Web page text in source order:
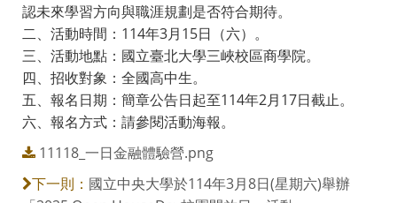
認未來學習方向與職涯規劃是否符合期待。
二、活動時間：114年3月15日（六）。
三、活動地點：國立臺北大學三峽校區商學院。
四、招收對象：全國高中生。
五、報名日期：簡章公告日起至114年2月17日截止。
六、報名方式：請參閱活動海報。
11118_一日金融體驗營.png
下一則： 國立中央大學於114年3月8日(星期六)舉辦